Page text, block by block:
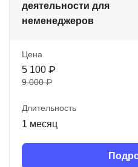
деятельности для
неменеджеров
Цена
5 100 ₽
9 000 ₽
Длительность
1 месяц